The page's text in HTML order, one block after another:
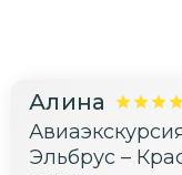
Алина
Эльбрус –